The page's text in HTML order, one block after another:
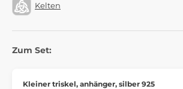
Kelten
Zum Set:
Kleiner triskel, anhänger, silber 925